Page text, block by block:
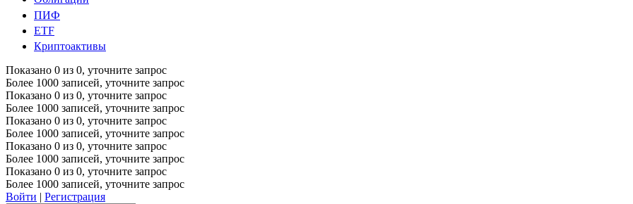
ПИФ
ETF
Криптоактивы
Показано 0 из 0, уточните запрос
Более 1000 записей, уточните запрос
Показано 0 из 0, уточните запрос
Более 1000 записей, уточните запрос
Показано 0 из 0, уточните запрос
Более 1000 записей, уточните запрос
Показано 0 из 0, уточните запрос
Более 1000 записей, уточните запрос
Показано 0 из 0, уточните запрос
Более 1000 записей, уточните запрос
Войти | Регистрация